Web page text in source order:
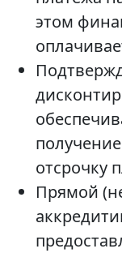
этом
отсрочку
Прямой